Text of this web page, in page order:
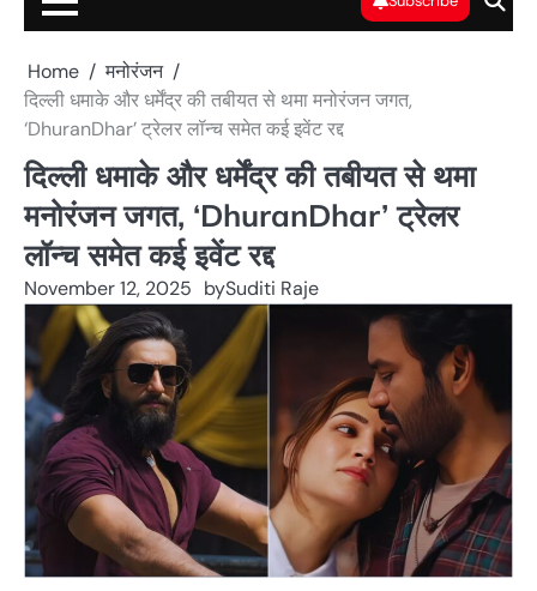
Home
मनोरंजन
दिल्ली धमाके और धर्मेंद्र की तबीयत से थमा मनोरंजन जगत,
‘DhuranDhar’ ट्रेलर लॉन्च समेत कई इवेंट रद्द
दिल्ली धमाके और धर्मेंद्र की तबीयत से थमा
मनोरंजन जगत, ‘DhuranDhar’ ट्रेलर
लॉन्च समेत कई इवेंट रद्द
November 12, 2025 bySuditi Raje